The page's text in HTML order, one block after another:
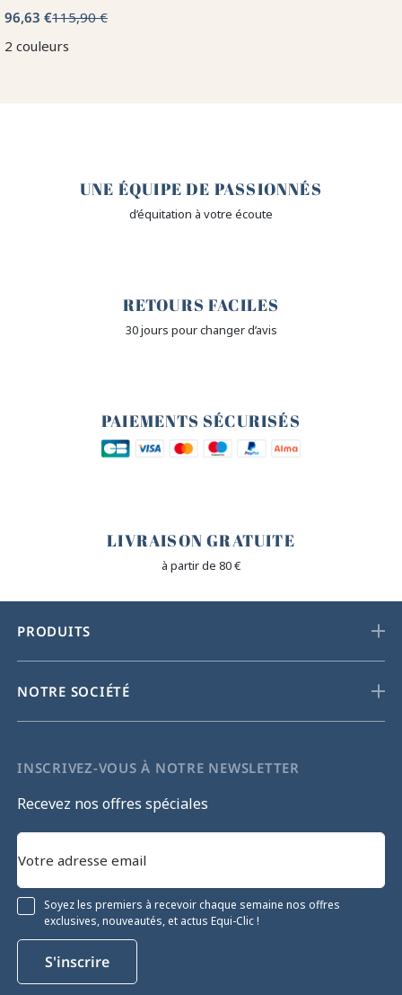
96,63 €115,90 €
2 couleurs
UNE ÉQUIPE DE PASSIONNÉS
d’équitation à votre écoute
RETOURS FACILES
30 jours pour changer d’avis
PAIEMENTS SÉCURISÉS
LIVRAISON GRATUITE
à partir de 80 €
PRODUITS
NOTRE SOCIÉTÉ
INSCRIVEZ-VOUS À NOTRE NEWSLETTER
Recevez nos offres spéciales
Soyez les premiers à recevoir chaque semaine nos offres
exclusives, nouveautés, et actus Equi-Clic !
S'inscrire